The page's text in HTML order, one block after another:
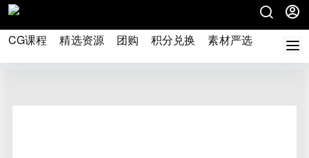
CG课程 精选资源 团购 积分兑换 素材严选 论坛